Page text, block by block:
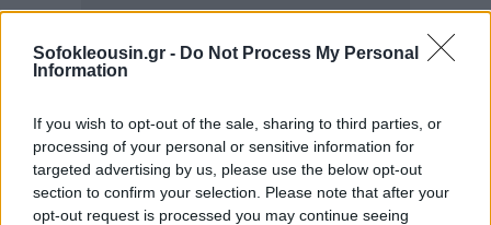
Sofokleousin.gr - Do Not Process My Personal
Information
If you wish to opt-out of the sale, sharing to third parties, or
processing of your personal or sensitive information for
targeted advertising by us, please use the below opt-out
section to confirm your selection. Please note that after your
opt-out request is processed you may continue seeing